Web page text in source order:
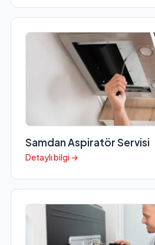
Samdan Aspiratör Servisi
Detaylı bilgi →